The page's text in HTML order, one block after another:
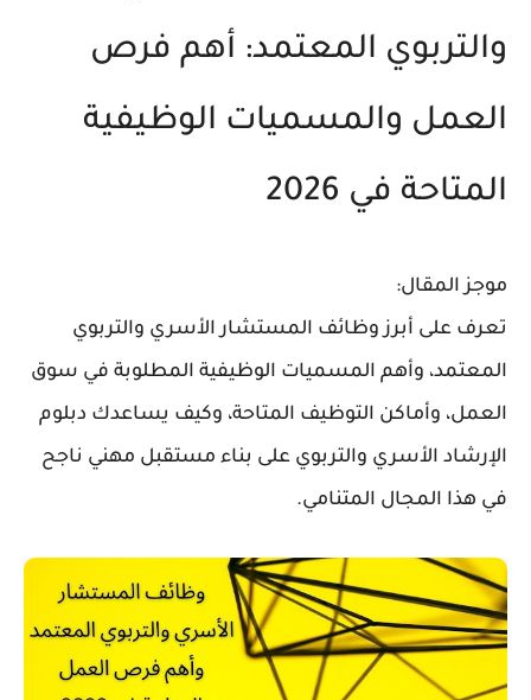
والتربوي المعتمد: أهم فرص
العمل والمسميات الوظيفية
المتاحة في 2026
موجز المقال:
تعرف على أبرز وظائف المستشار الأسري والتربوي
المعتمد، وأهم المسميات الوظيفية المطلوبة في سوق
العمل، وأماكن التوظيف المتاحة، وكيف يساعدك دبلوم
الإرشاد الأسري والتربوي على بناء مستقبل مهني ناجح
في هذا المجال المتنامي.